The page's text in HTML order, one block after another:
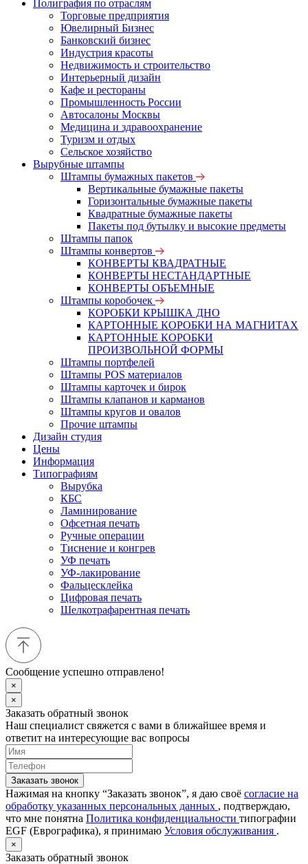
Полиграфия по отраслям
Торговые предприятия
Ювелирный Бизнес
Банковский бизнес
Индустрия красоты
Недвижимость и строительство
Интерьерный дизайн
Кафе и рестораны
Промышленность России
Автосалоны Москвы
Медицина и здравоохранение
Туризм и отдых
Сельское хозяйство
Вырубные штампы
Штампы бумажных пакетов
Вертикальные бумажные пакеты
Горизонтальные бумажные пакеты
Квадратные бумажные пакеты
Пакеты под бутылку и высокие предметы
Штампы папок
Штампы конвертов
КОНВЕРТЫ КВАДРАТНЫЕ
КОНВЕРТЫ НЕСТАНДАРТНЫЕ
КОНВЕРТЫ ОБЪЕМНЫЕ
Штампы коробочек
КОРОБКИ КРЫШКА ДНО
КАРТОННЫЕ КОРОБКИ НА МАГНИТАХ
КАРТОННЫЕ КОРОБКИ
ПРОИЗВОЛЬНОЙ ФОРМЫ
Штампы портфелей
Штампы POS материалов
Штампы карточек и бирок
Штампы клапанов и карманов
Штампы кругов и овалов
Прочие штампы
Дизайн студия
Цены
Информация
Типографиям
Вырубка
КБС
Ламинирование
Офсетная печать
Ручные операции
Тиснение и конгрев
УФ печать
УФ-лакирование
Фальцесклейка
Цифровая печать
Шелкотрафарентная печать
Сообщение успешно отправлено!
×
×
Заказать обратный звонок
Наш специалист свяжется с вами в ближайшее время и
ответит на интересующие вас вопросы
Заказать звонок
Нажимая на кнопку “Заказать звонок”, я даю своё согласие на
обработку указанных персональных данных , подтверждаю,
что мне понятна Политика конфиденциальности типографии
EGF (Еврографика), я принимаю Условия обслуживания .
×
Заказать обратный звонок